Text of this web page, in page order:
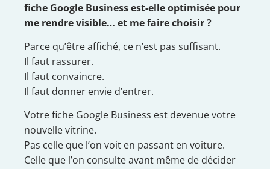
fiche Google Business est-elle optimisée pour
me rendre visible… et me faire choisir ?
Parce qu’être affiché, ce n’est pas suffisant.
Il faut rassurer.
Il faut convaincre.
Il faut donner envie d’entrer.
Votre fiche Google Business est devenue votre
nouvelle vitrine.
Pas celle que l’on voit en passant en voiture.
Celle que l’on consulte avant même de décider